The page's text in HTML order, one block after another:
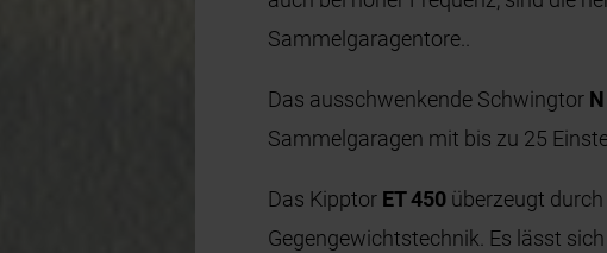
Sammelgaragentore..
Das ausschwenkende Schwingtor
Sammelgaragen mit bis zu 25
Das Kipptor ET 450überzeugt
Gegengewichtstechnik. Es lässt